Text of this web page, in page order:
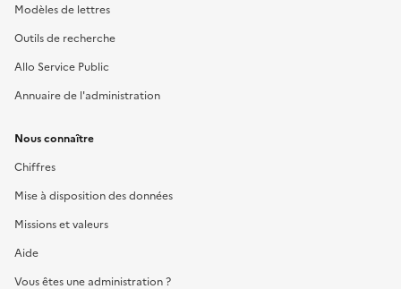
Modèles de lettres
Outils de recherche
Allo Service Public
Annuaire de l'administration
Nous connaître
Chiffres
Mise à disposition des données
Missions et valeurs
Aide
Vous êtes une administration ?